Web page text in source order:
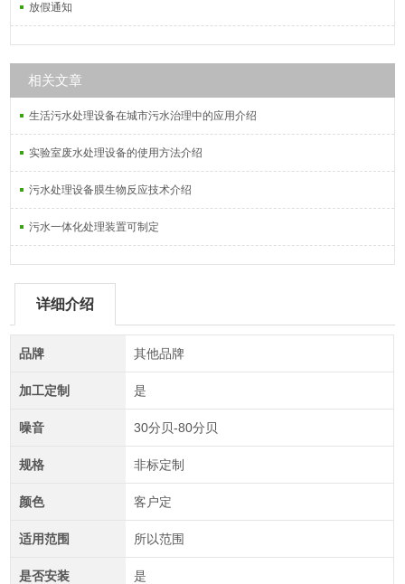
放假通知
相关文章
生活污水处理设备在城市污水治理中的应用介绍
实验室废水处理设备的使用方法介绍
污水处理设备膜生物反应技术介绍
污水一体化处理装置可制定
详细介绍
品牌 其他品牌
加工定制 是
噪音 30分贝-80分贝
规格 非标定制
颜色 客户定
适用范围 所以范围
是否安装 是